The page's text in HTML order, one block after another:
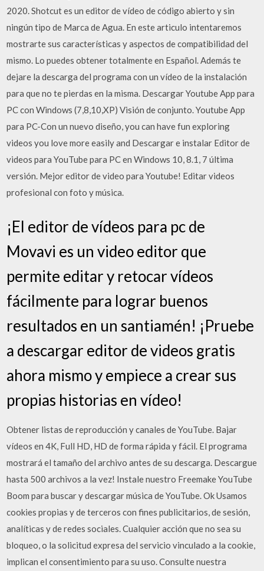
2020. Shotcut es un editor de vídeo de código abierto y sin
ningún tipo de Marca de Agua. En este articulo intentaremos
mostrarte sus características y aspectos de compatibilidad del
mismo. Lo puedes obtener totalmente en Español. Además te
dejare la descarga del programa con un vídeo de la instalación
para que no te pierdas en la misma. Descargar Youtube App para
PC con Windows (7,8,10,XP) Visión de conjunto. Youtube App
para PC-Con un nuevo diseño, you can have fun exploring
videos you love more easily and Descargar e instalar Editor de
videos para YouTube para PC en Windows 10, 8.1, 7 última
versión. Mejor editor de video para Youtube! Editar videos
profesional con foto y música.
¡El editor de vídeos para pc de
Movavi es un video editor que
permite editar y retocar vídeos
fácilmente para lograr buenos
resultados en un santiamén! ¡Pruebe
a descargar editor de videos gratis
ahora mismo y empiece a crear sus
propias historias en vídeo!
Obtener listas de reproducción y canales de YouTube. Bajar
vídeos en 4K, Full HD, HD de forma rápida y fácil. El programa
mostrará el tamaño del archivo antes de su descarga. Descargue
hasta 500 archivos a la vez! Instale nuestro Freemake YouTube
Boom para buscar y descargar música de YouTube. Ok Usamos
cookies propias y de terceros con fines publicitarios, de sesión,
analíticas y de redes sociales. Cualquier acción que no sea su
bloqueo, o la solicitud expresa del servicio vinculado a la cookie,
implican el consentimiento para su uso. Consulte nuestra